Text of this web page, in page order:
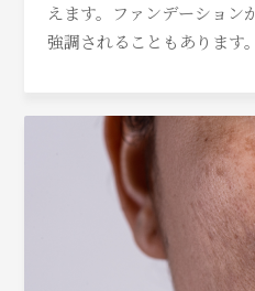
えます。ファンデーション
強調されることもあります